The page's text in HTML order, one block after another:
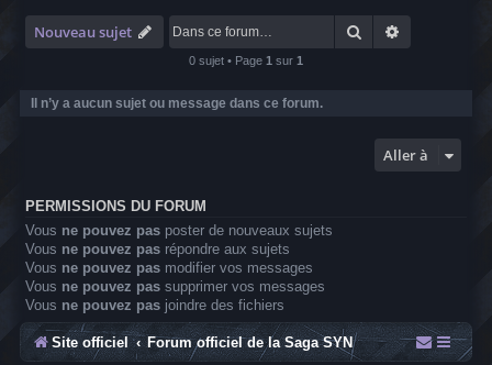
Nouveau sujet Rechercher
0 sujet • Page 1 sur 1
Il n’y a aucun sujet ou message dans ce forum.
Aller à
PERMISSIONS DU FORUM
Vous ne pouvez pas poster de nouveaux sujets
Vous ne pouvez pas répondre aux sujets
Vous ne pouvez pas modifier vos messages
Vous ne pouvez pas supprimer vos messages
Vous ne pouvez pas joindre des fichiers
Site officiel Forum officiel de la Saga SYN